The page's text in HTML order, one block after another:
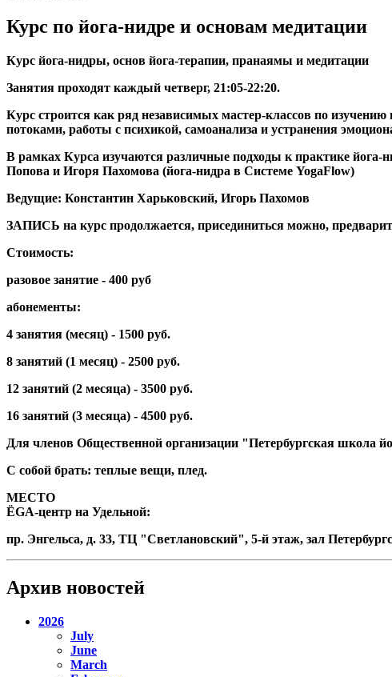
Курс по йога-нидре и основам медитации
Курс йога-нидры, основ йога-терапии, пранаямы и медитации
Занятия проходят каждый четверг, 21:05-22:20.
Курс строится как ряд независимых мастер-классов по
потоками, работы с психикой, самоанализа и устранения
В рамках Курса изучаются различные подходы к практике
Попова и Игоря Пахомова (йога-нидра в Системе YogaFlow)
Ведущие: Константин Харьковский, Игорь Пахомов
ЗАПИСЬ на курс продолжается, присединиться можно,
Стоимость:
разовое занятие - 400 руб
абонементы:
4 занятия (месяц) - 1500 руб.
8 занятий (1 месяц) - 2500 руб.
12 занятий (2 месяца) - 3500 руб.
16 занятий (3 месяца) - 4500 руб.
Для членов Общественной организации "Петербургская школа
С собой брать: теплые вещи, плед.
МЕСТО
ЁGА-центр на Удельной:
пр. Энгельса, д. 33, ТЦ "Светлановский", 5-й этаж, зал
Архив новостей
2026
July
June
March